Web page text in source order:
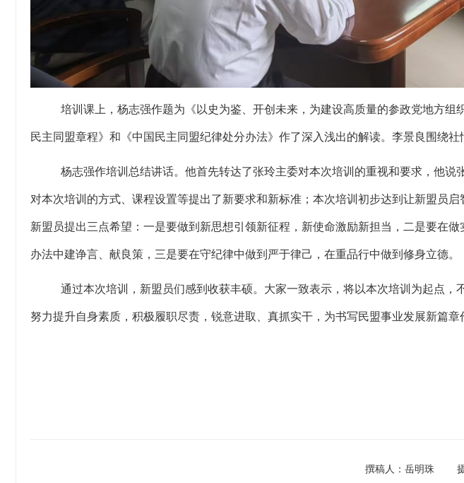
培训课上 ， 杨志强作题为《以史为鉴、开创未来，为建设高质量的参政党地方组
民主同盟章程》 和《中国民主同盟纪律处分办法》 作了深入浅出的解读。 李景良 围绕社
杨志强作培训 总结讲话。 他首先转达了张玲主委对本次培训的重视和要求，他说
对本次培训的方式、课程设置等提出了新要求和新标准；本次培训初步达到让新盟员
新盟员提出三点希望：一是要做到 新思想引领新征程，新使命激励新担当，二是要在
办法中建诤言、献良策，三是要在守纪律中做到严于律己，在重品行中做到修身立德。
通过本次培训，新盟员们感到收获丰硕。大家一致表示，将以本次培训为起点，
努力提升自身素质，积极履职尽责 ，锐意进取、真抓实干，为书写民盟事业发展新篇章
撰稿人：岳明珠